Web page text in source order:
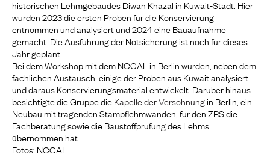
historischen Lehmgebäudes Diwan Khazal in Kuwait-Stadt. Hier
wurden 2023 die ersten Proben für die Konservierung
entnommen und analysiert und 2024 eine Bauaufnahme
gemacht. Die Ausführung der Notsicherung ist noch für dieses
Jahr geplant.
Bei dem Workshop mit dem NCCAL in Berlin wurden, neben dem
fachlichen Austausch, einige der Proben aus Kuwait analysiert
und daraus Konservierungsmaterial entwickelt. Darüber hinaus
besichtigte die Gruppe dieKapelle der Versöhnungin Berlin, ein
Neubau mit tragenden Stampflehmwänden, für den ZRS die
Fachberatung sowie die Baustoffprüfung des Lehms
übernommen hat.
Fotos: NCCAL